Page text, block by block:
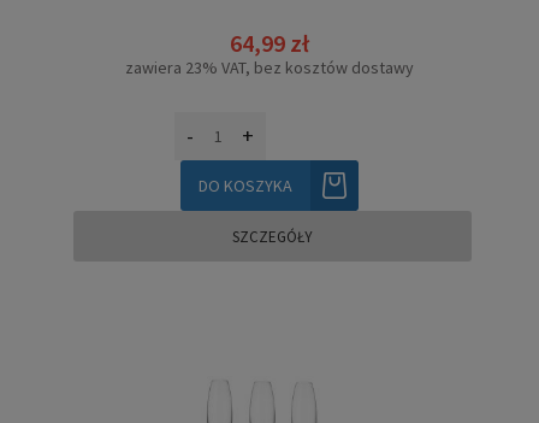
64,99 zł
zawiera 23% VAT, bez kosztów dostawy
- +
DO KOSZYKA
SZCZEGÓŁY